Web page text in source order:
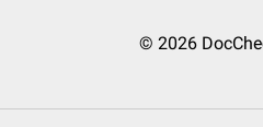
© 2026